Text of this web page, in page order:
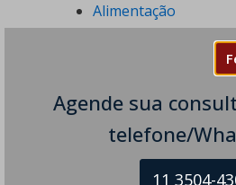
Agende sua
telefone/
11 3504-
Alimentação
Ataxia
COVID-19
Demências
Distonia